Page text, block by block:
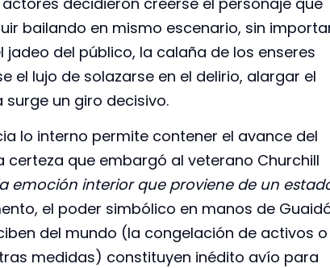
bailando en mismo escenario, sin
del público, la calaña de los enseres
el lujo de solazarse en el delirio, alargar el
un giro decisivo.
lo interno permite contener el avance del
que embargó al veterano Churchill
emoción interior que proviene de un
el poder simbólico en manos de
del mundo (la congelación de activos o
medidas) constituyen inédito avío para